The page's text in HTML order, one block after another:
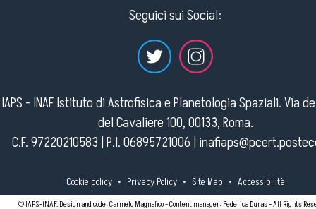
Seguici sui Social:
IAPS - INAF Istituto di Astrofisica e Planetologia Spaziali. Via
del Cavaliere 100, 00133, Roma.
C.F. 97220210583 | P.I. 06895721006 |
Cookie policy • Privacy Policy • Site Map • Accessibilità
© IAPS-INAF. Design and code: Carmelo Magnafico - Content manager: Federica Duras - All Rights